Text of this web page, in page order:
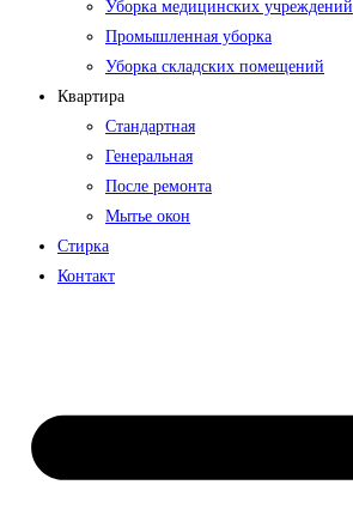
Уборка медицинских учреждений
Промышленная уборка
Уборка складских помещений
Квартира
Стандартная
Генеральная
После ремонта
Мытье окон
Стирка
Контакт